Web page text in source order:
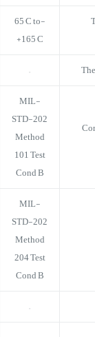
-65°C to
+165°C
–
MIL-
STD-202
Method
101 Test
Cond B
MIL-
STD-202
Method
204 Test
Cond B
–